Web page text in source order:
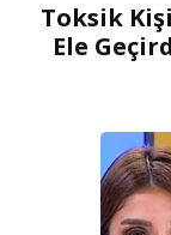
Toksik
Ele